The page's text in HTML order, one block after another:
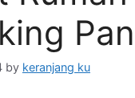
by keranjang ku